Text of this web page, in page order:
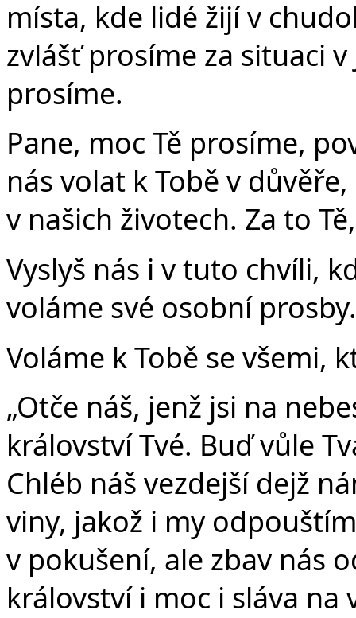
místa, kde lidé žijí v
zvlášť prosíme za situaci v
prosíme.
Pane, moc Tě prosíme,
nás volat k Tobě v
v našich životech. Za to
Vyslyš nás i v tuto chvíli,
voláme své osobní prosby.
Voláme k Tobě se všemi,
„Otče náš, jenž jsi na
království Tvé. Buď vůle
Chléb náš vezdejší dejž
viny, jakož i my
v pokušení, ale zbav nás
království i moc i sláva na